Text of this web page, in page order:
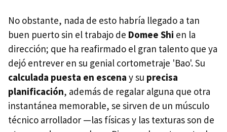
No obstante, nada de esto habría llegado a tan
buen puerto sin el trabajo de Domee Shi en la
dirección; que ha reafirmado el gran talento que ya
dejó entrever en su genial cortometraje 'Bao'. Su
calculada puesta en escena y su precisa
planificación, además de regalar alguna que otra
instantánea memorable, se sirven de un músculo
técnico arrollador —las físicas y las texturas son de